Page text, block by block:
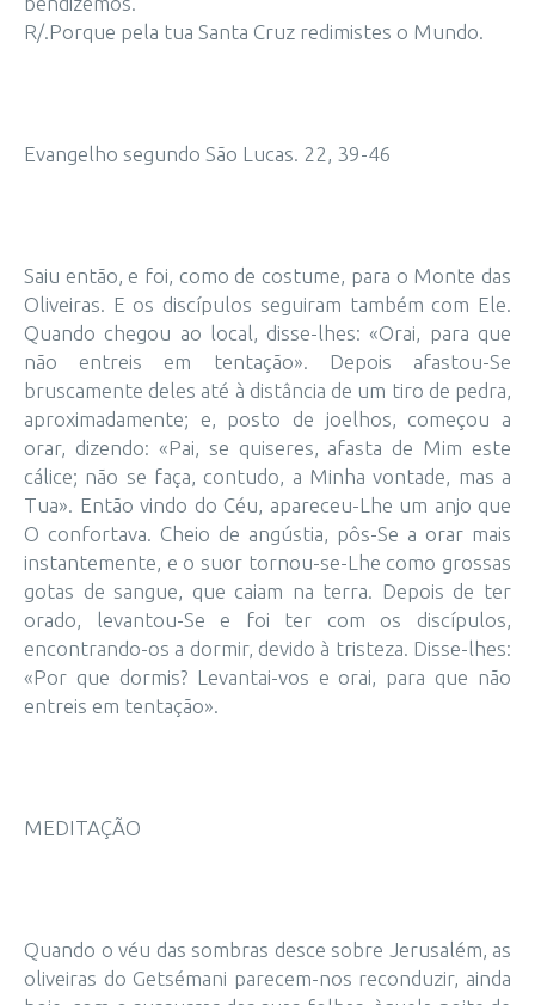
R/.Porque pela tua Santa Cruz redimistes o Mundo.
Evangelho segundo São Lucas. 22, 39-46
Saiu então, e foi, como de costume, para o Monte das
Oliveiras. E os discípulos seguiram também com Ele.
Quando chegou ao local, disse-lhes: «Orai, para que
não entreis em tentação». Depois afastou-Se
bruscamente deles até à distância de um tiro de pedra,
aproximadamente; e, posto de joelhos, começou a
orar, dizendo: «Pai, se quiseres, afasta de Mim este
cálice; não se faça, contudo, a Minha vontade, mas a
Tua». Então vindo do Céu, apareceu-Lhe um anjo que
O confortava. Cheio de angústia, pôs-Se a orar mais
instantemente, e o suor tornou-se-Lhe como grossas
gotas de sangue, que caiam na terra. Depois de ter
orado, levantou-Se e foi ter com os discípulos,
encontrando-os a dormir, devido à tristeza. Disse-lhes:
«Por que dormis? Levantai-vos e orai, para que não
entreis em tentação».
MEDITAÇÃO
Quando o véu das sombras desce sobre Jerusalém, as
oliveiras do Getsémani parecem-nos reconduzir, ainda